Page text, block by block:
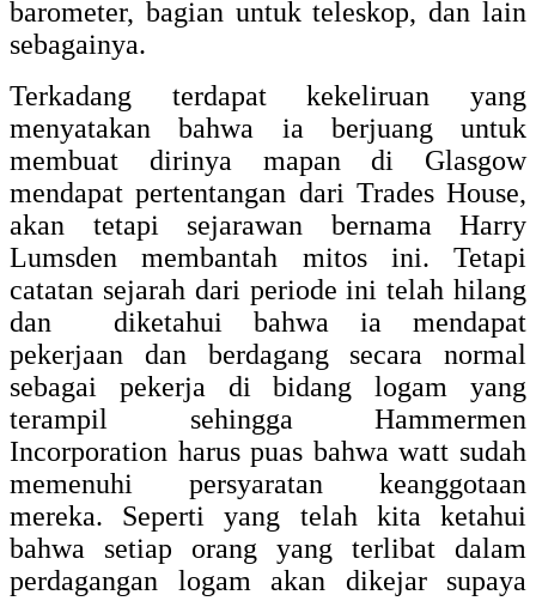
barometer, bagian untuk teleskop, dan lain
sebagainya.
Terkadang terdapat kekeliruan yang
menyatakan bahwa ia berjuang untuk
membuat dirinya mapan di Glasgow
mendapat pertentangan dari Trades House,
akan tetapi sejarawan bernama Harry
Lumsden membantah mitos ini. Tetapi
catatan sejarah dari periode ini telah hilang
dan diketahui bahwa ia mendapat
pekerjaan dan berdagang secara normal
sebagai pekerja di bidang logam yang
terampil sehingga Hammermen
Incorporation harus puas bahwa watt sudah
memenuhi persyaratan keanggotaan
mereka. Seperti yang telah kita ketahui
bahwa setiap orang yang terlibat dalam
perdagangan logam akan dikejar supaya